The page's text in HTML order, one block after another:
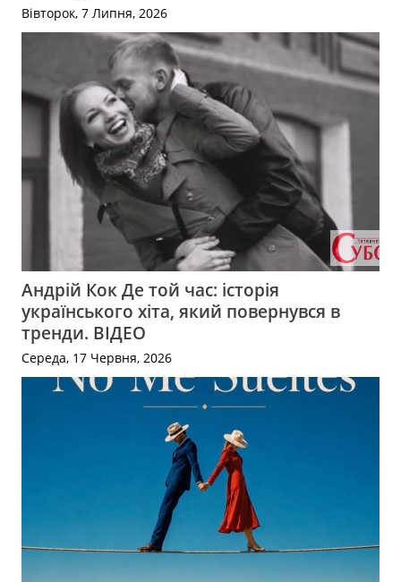
Вівторок, 7 Липня, 2026
Андрій Кок Де той час: історія
українського хіта, який повернувся в
тренди. ВІДЕО
Середа, 17 Червня, 2026